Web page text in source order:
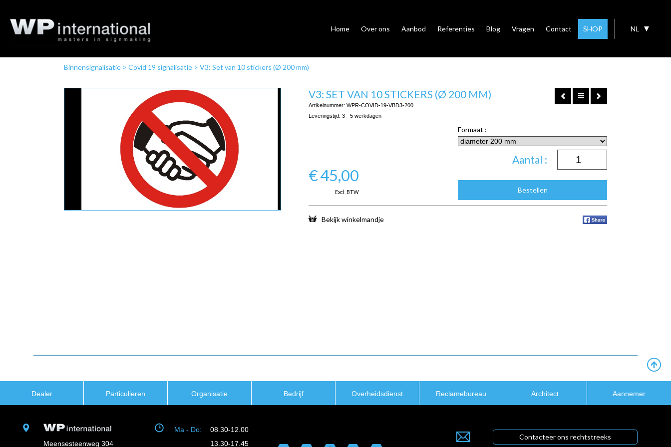
NL
Home Over ons Aanbod Referenties Blog Vragen Contact SHOP
Binnensignalisatie> Covid 19 signalisatie > V3: Set van 10 stickers (Ø 200 mm)
V3: SET VAN 10 STICKERS (Ø 200 MM)
Artikelnummer: WPR-COVID-19-VBD3-200
Leveringstijd: 3 - 5 werkdagen
€45,00
Excl. BTW
Formaat :
Aantal :
Bestellen
Bekijk winkelmandje
Dealer Particulieren Organisatie Bedrijf Overheidsdienst Reclamebureau Architect Aannemer
Meensesteenweg 304
Ma - Do:
08.30-12.00
13.30-17.45
Contacteer ons rechtstreeks